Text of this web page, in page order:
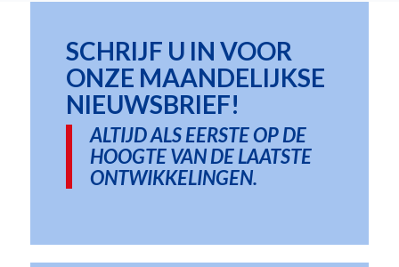
SCHRIJF U IN VOOR
ONZE MAANDELIJKSE
NIEUWSBRIEF!
ALTIJD ALS EERSTE OP DE
HOOGTE VAN DE LAATSTE
ONTWIKKELINGEN.